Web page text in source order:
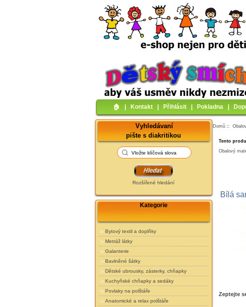
🏠︎ Kontakt Přihlásit Pokladna
Vyhledávaní
pište s diakritikou
Rozšířené hledání
Kategorie
Bytový textil a doplňky
Metráž látky
Galanterie
Bavlněné šátky
Dětské ubrousky, zásterky, chňapky
Kuchyňské chňapky a sedáky
Povlaky na polštáře
Anatomické a relax polštáře
Domů ::
Tento
Obalový
Bílá
Zeptejte